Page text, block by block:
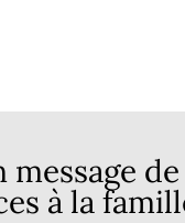
message de
à la